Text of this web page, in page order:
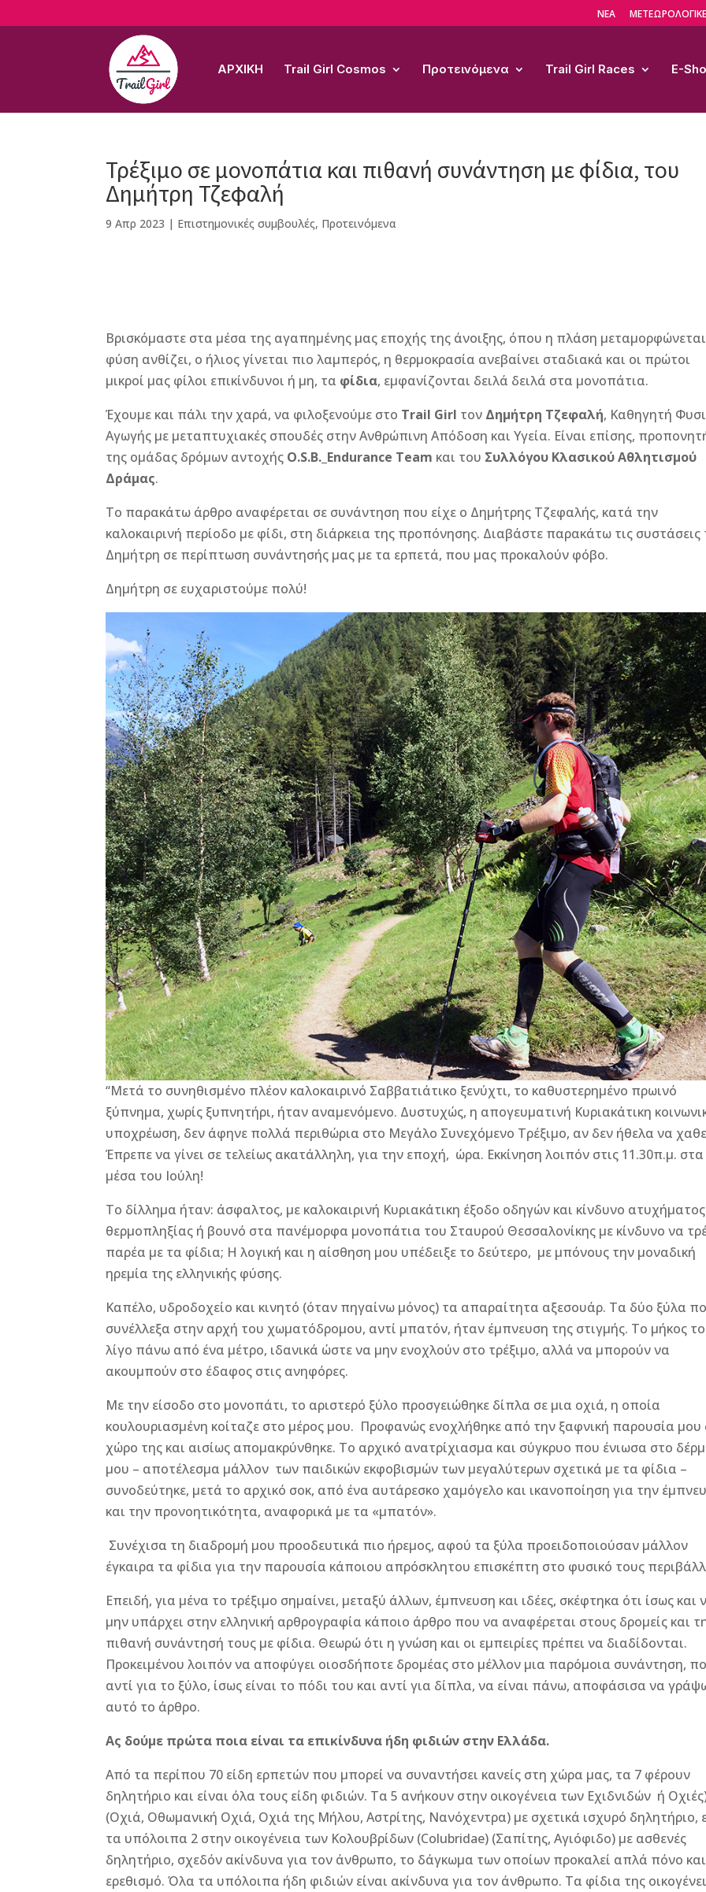
ΝΕΑ
ΑΡΧΙΚΗ Trail Girl Cosmos Προτεινόμενα Trail Girl Races E-
Τρέξιμο σε μονοπάτια και πιθανή συνάντηση με φίδια, του
Δημήτρη Τζεφαλή
9 Απρ 2023 | Επιστημονικές συμβουλές, Προτεινόμενα
a
c
e
b
o
o
k
ss
e
n
g
e
r
e
r
ai
l
it
te
r
te
r
e
st
Βρισκόμαστε στα μέσα της αγαπημένης μας εποχής της άνοιξης, όπου η πλάση
φύση ανθίζει, ο ήλιος γίνεται πιο λαμπερός, η θερμοκρασία ανεβαίνει σταδιακά και οι πρώτοι
μικροί μας φίλοι επικίνδυνοι ή μη, τα φίδια, εμφανίζονται δειλά δειλά στα μονοπάτια.
Έχουμε και πάλι την χαρά, να φιλοξενούμε στο Trail Girl τον Δημήτρη Τζεφαλή, Καθηγητή
Αγωγής με μεταπτυχιακές σπουδές στην Ανθρώπινη Απόδοση και Υγεία. Είναι επίσης,
της ομάδας δρόμων αντοχής O.S.B._Endurance Team και του Συλλόγου Κλασικού Αθλητισμού
Δράμας.
Το παρακάτω άρθρο αναφέρεται σε συνάντηση που είχε ο Δημήτρης Τζεφαλής, κατά την
καλοκαιρινή περίοδο με φίδι, στη διάρκεια της προπόνησης. Διαβάστε παρακάτω τις συστάσεις
Δημήτρη σε περίπτωση συνάντησής μας με τα ερπετά, που μας προκαλούν φόβο.
Δημήτρη σε ευχαριστούμε πολύ!
“Μετά το συνηθισμένο πλέον καλοκαιρινό Σαββατιάτικο ξενύχτι, το καθυστερημένο πρωινό
ξύπνημα, χωρίς ξυπνητήρι, ήταν αναμενόμενο. Δυστυχώς, η απογευματινή Κυριακάτικη
υποχρέωση, δεν άφηνε πολλά περιθώρια στο Μεγάλο Συνεχόμενο Τρέξιμο, αν δεν ήθελα να
Έπρεπε να γίνει σε τελείως ακατάλληλη, για την εποχή, ώρα. Εκκίνηση λοιπόν στις 11.30π.μ. στα
μέσα του Ιούλη!
Το δίλλημα ήταν: άσφαλτος, με καλοκαιρινή Κυριακάτικη έξοδο οδηγών και κίνδυνο
θερμοπληξίας ή βουνό στα πανέμορφα μονοπάτια του Σταυρού Θεσσαλονίκης με κίνδυνο να
παρέα με τα φίδια; Η λογική και η αίσθηση μου υπέδειξε το δεύτερο, με μπόνους την μοναδική
ηρεμία της ελληνικής φύσης.
Καπέλο, υδροδοχείο και κινητό (όταν πηγαίνω μόνος) τα απαραίτητα αξεσουάρ. Τα δύο ξύλα
συνέλλεξα στην αρχή του χωματόδρομου, αντί μπατόν, ήταν έμπνευση της στιγμής. Το μήκος
λίγο πάνω από ένα μέτρο, ιδανικά ώστε να μην ενοχλούν στο τρέξιμο, αλλά να μπορούν να
ακουμπούν στο έδαφος στις ανηφόρες.
Με την είσοδο στο μονοπάτι, το αριστερό ξύλο προσγειώθηκε δίπλα σε μια οχιά, η οποία
κουλουριασμένη κοίταζε στο μέρος μου. Προφανώς ενοχλήθηκε από την ξαφνική παρουσία μου
χώρο της και αισίως απομακρύνθηκε. Το αρχικό ανατρίχιασμα και σύγκρυο που ένιωσα στο
μου – αποτέλεσμα μάλλον των παιδικών εκφοβισμών των μεγαλύτερων σχετικά με τα φίδια –
συνοδεύτηκε, μετά το αρχικό σοκ, από ένα αυτάρεσκο χαμόγελο και ικανοποίηση για την
και την προνοητικότητα, αναφορικά με τα «μπατόν».
Συνέχισα τη διαδρομή μου προοδευτικά πιο ήρεμος, αφού τα ξύλα προειδοποιούσαν μάλλον
έγκαιρα τα φίδια για την παρουσία κάποιου απρόσκλητου επισκέπτη στο φυσικό τους
Επειδή, για μένα το τρέξιμο σημαίνει, μεταξύ άλλων, έμπνευση και ιδέες, σκέφτηκα ότι ίσως και
μην υπάρχει στην ελληνική αρθρογραφία κάποιο άρθρο που να αναφέρεται στους δρομείς και
πιθανή συνάντησή τους με φίδια. Θεωρώ ότι η γνώση και οι εμπειρίες πρέπει να διαδίδονται.
Προκειμένου λοιπόν να αποφύγει οιοσδήποτε δρομέας στο μέλλον μια παρόμοια συνάντηση,
αντί για το ξύλο, ίσως είναι το πόδι του και αντί για δίπλα, να είναι πάνω, αποφάσισα να
αυτό το άρθρο.
Ας δούμε πρώτα ποια είναι τα επικίνδυνα ήδη φιδιών στην Ελλάδα.
Από τα περίπου 70 είδη ερπετών που μπορεί να συναντήσει κανείς στη χώρα μας, τα 7 φέρουν
δηλητήριο και είναι όλα τους είδη φιδιών. Τα 5 ανήκουν στην οικογένεια των Εχιδνιδών ή
(Οχιά, Οθωμανική Οχιά, Οχιά της Μήλου, Αστρίτης, Νανόχεντρα) με σχετικά ισχυρό δηλητήριο,
τα υπόλοιπα 2 στην οικογένεια των Κολουβρίδων (Colubridae) (Σαπίτης, Αγιόφιδο) με ασθενές
δηλητήριο, σχεδόν ακίνδυνα για τον άνθρωπο, το δάγκωμα των οποίων προκαλεί απλά πόνο και
ερεθισμό. Όλα τα υπόλοιπα ήδη φιδιών είναι ακίνδυνα για τον άνθρωπο. Τα φίδια της